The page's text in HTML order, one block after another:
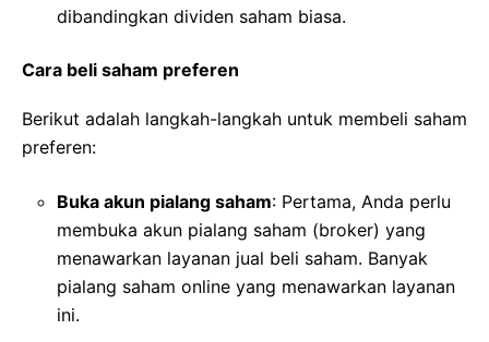
dibandingkan dividen saham biasa.
Cara beli saham preferen
Berikut adalah langkah-langkah untuk membeli saham
preferen:
Buka akun pialang saham: Pertama, Anda perlu
membuka akun pialang saham (broker) yang
menawarkan layanan jual beli saham. Banyak
pialang saham online yang menawarkan layanan
ini.